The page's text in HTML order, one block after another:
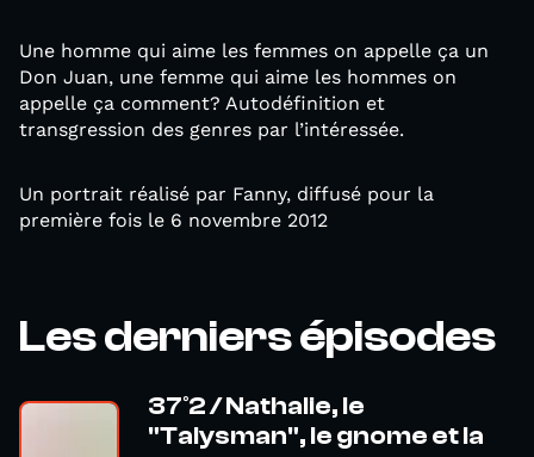
Une homme qui aime les femmes on appelle ça un
Don Juan, une femme qui aime les hommes on
appelle ça comment? Autodéfinition et
transgression des genres par l’intéressée.
Un portrait réalisé par Fanny, diffusé pour la
première fois le 6 novembre 2012
Les derniers épisodes
37°2 / Nathalie, le
"Talysman", le gnome et la